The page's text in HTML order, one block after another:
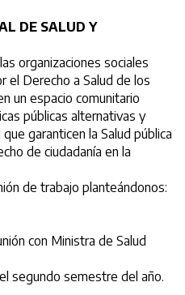
DE SALUD Y
organizaciones sociales
el Derecho a Salud de los
un espacio comunitario
públicas alternativas y
garanticen la Salud pública
de ciudadanía en la
de trabajo planteándonos:
con Ministra de Salud
segundo semestre del año.